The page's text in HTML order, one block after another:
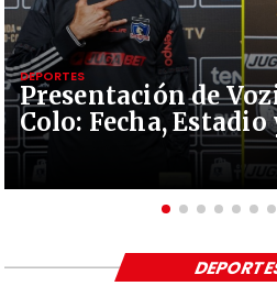
Presentación de
Colo: Fecha,
DEPORTES